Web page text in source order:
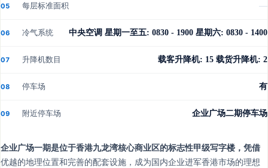
05 每层标准面积 —
06 冷气系统 中央空调 星期一至五: 0830 - 1900 星期六: 0830 - 1400
07 升降机数目 载客升降机: 15 载货升降机: 2
08 停车场 有
09 附近停车场 企业广场二期停车场
企业广场一期是位于香港九龙湾核心商业区的标志性甲级写字楼，凭借
优越的地理位置和完善的配套设施，成为国内企业进军香港市场的理想